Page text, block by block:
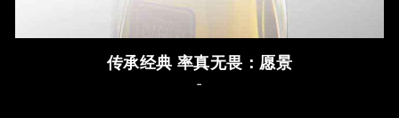
传承经典 率真无畏：愿景
-